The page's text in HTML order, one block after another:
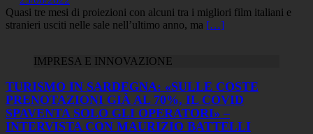
Quasi tre mesi di proiezioni con alcuni tra i migliori film italiani e
stranieri usciti nelle sale nell’ultimo anno, ma […]
IMPRESA E INNOVAZIONE
TURISMO IN SARDEGNA: «SULLE COSTE
PRENOTAZIONI GIÀ AL 70%, IL COVID
SPAVENTA SOLO GLI OPERATORI» –
INTERVISTA CON MAURIZIO BATTELLI